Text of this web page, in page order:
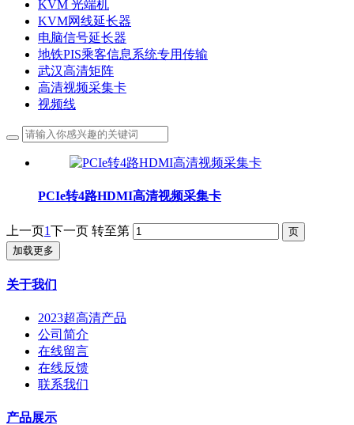
KVM 光端机
KVM网线延长器
电脑信号延长器
地铁PIS乘客信息系统专用传输
武汉高清矩阵
高清视频采集卡
视频线
PCIe转4路HDMI高清视频采集卡
上一页1下一页 转至第
加载更多
关于我们
2023超高清产品
公司简介
在线留言
在线反馈
联系我们
产品展示